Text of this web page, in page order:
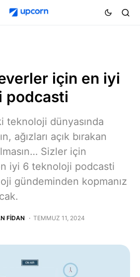
için en iyi
podcasti
teknoloji dünyasında
ağızları açık bırakan
Sizler için
en iyi 6 teknoloji podcasti
gündeminden kopmanız
FIDAN TEMMUZ 11, 2024